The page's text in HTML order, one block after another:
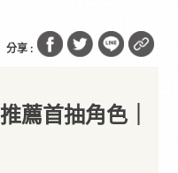
分享 :
薦首抽角色｜